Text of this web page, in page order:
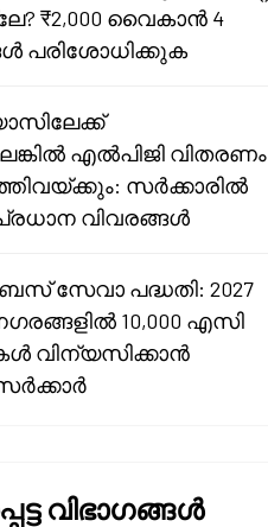
₹2,000 വൈകാൻ 4
പരിശോധിക്കുക
എൽപിജി വിതരണം
സർക്കാരിൽ
വിവരങ്ങൾ
സേവാ പദ്ധതി: 2027
10,000 എസി
വിന്യസിക്കാൻ
വിഭാഗങ്ങൾ